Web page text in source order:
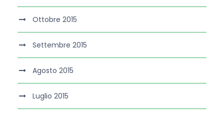
Ottobre 2015
Settembre 2015
Agosto 2015
Luglio 2015